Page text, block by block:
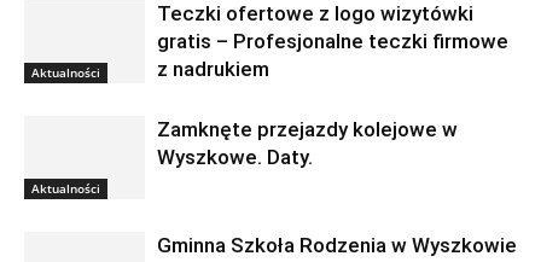
Aktualności
Teczki ofertowe z logo wizytówki
gratis – Profesjonalne teczki firmowe
z nadrukiem
Aktualności
Zamknęte przejazdy kolejowe w
Wyszkowe. Daty.
Gminna Szkoła Rodzenia w Wyszkowie